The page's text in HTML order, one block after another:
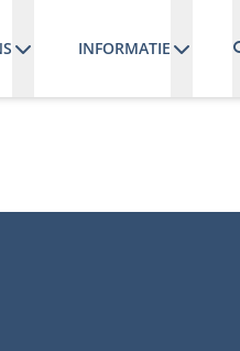
INFORMATIE